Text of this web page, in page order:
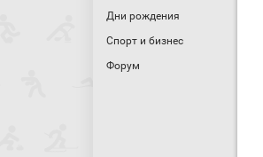
Дни рождения
Спорт и бизнес
Форум